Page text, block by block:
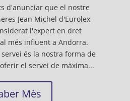
d'anunciar que el nostre
Jean Michel d'Eurolex
l'expert en dret
més influent a Andorra.
servei és la nostra forma de
el servei de màxima...
Mès